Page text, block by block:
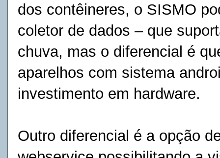
dos contêineres, o SISMO
coletor de dados – que
chuva, mas o diferencial é
aparelhos com sistema
investimento em hardware.
Outro diferencial é a opção